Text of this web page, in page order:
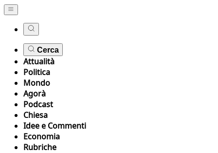
Cerca
Attualità
Politica
Mondo
Agorà
Podcast
Chiesa
Idee e Commenti
Economia
Rubriche